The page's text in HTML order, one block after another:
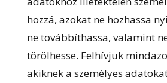
hozzá, azokat ne hozhassa
ne továbbíthassa, valamint
törölhesse. Felhívjuk
akiknek a személyes